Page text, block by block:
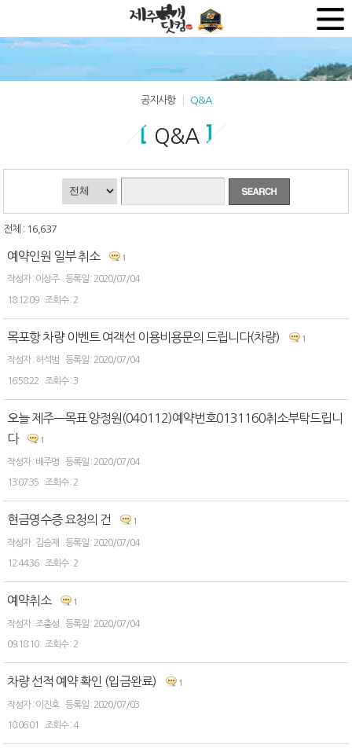
공지사항 Q&A
Q&A
전체 : 16,637
예약인원 일부 취소 1
이상주 2020/07/04
18:12:09 2
목포항 차량 이벤트 여객선 이용비용문의 드립니다(차량) 1
허석범 2020/07/04
16:58:22 3
오늘 제주ㅡ목표 양정원(040112)예약번호0131160취소부탁드립니
다
1
배주명 2020/07/04
13:07:35 2
현금영수증 요청의 건 1
김승재 2020/07/04
12:44:36 2
예약취소 1
조충성 2020/07/04
09:18:10 2
차량 선적 예약 확인 (입금완료) 1
이진호 2020/07/03
10:06:01 4